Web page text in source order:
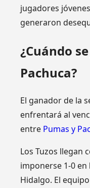
jugadores
generaron
¿Cuándo
Pachuca?
El ganador de la
enfrentará al
entre Pumas y
Los Tuzos llegan
imponerse 1-0
Hidalgo. El